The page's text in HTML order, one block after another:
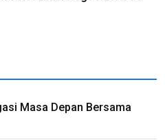
Masa Depan Bersama